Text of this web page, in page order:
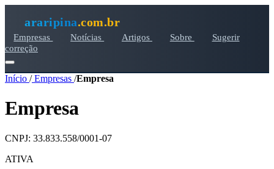
araripina.com.br
Empresas Notícias Artigos Sobre
Sugerir
correção
Início /Empresas /Empresa
Empresa
CNPJ: 33.833.558/0001-07
ATIVA